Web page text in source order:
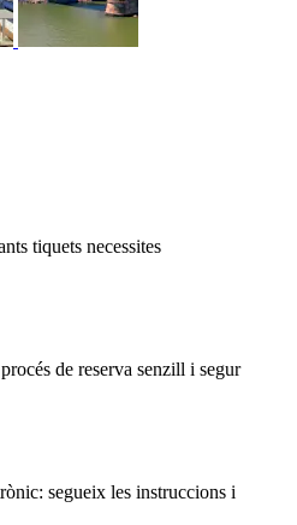
tiquets necessites
de reserva senzill i segur
segueix les instruccions i